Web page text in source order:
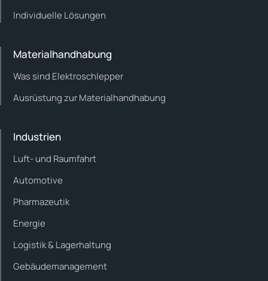
Individuelle Lösungen
Materialhandhabung
Was sind Elektroschlepper
Ausrüstung zur Materialhandhabung
Industrien
Luft- und Raumfahrt
Automotive
Pharmazeutik
Energie
Logistik & Lagerhaltung
Gebäudemanagement